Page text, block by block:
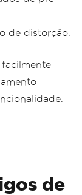
de distorção.
de